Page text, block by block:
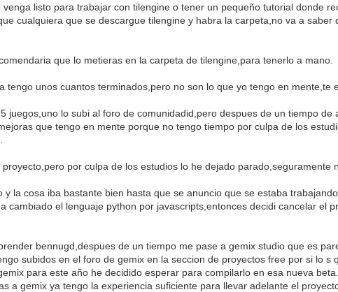
listo para trabajar con tilengine o tener un pequeño tutorial donde
cualquiera que se descargue tilengine y habra la carpeta,no va a
que lo metieras en la carpeta de tilengine,para tenerlo a mano.
tengo unos cuantos terminados,pero no son lo que yo tengo en mente,te
juegos,uno lo subi al foro de comunidadid,pero despues de un tiempo
que tengo en mente porque no tengo tiempo por culpa de los
por culpa de los estudios lo he dejado parado,seguramente
y la cosa iba bastante bien hasta que se anuncio que se estaba
cambiado el lenguaje python por javascripts,entonces decidi cancelar el
bennugd,despues de un tiempo me pase a gemix studio que es
subidos en el foro de gemix en la seccion de proyectos free por si lo
para este año he decidido esperar para compilarlo en esa nueva
a gemix ya tengo la experiencia suficiente para llevar adelante el